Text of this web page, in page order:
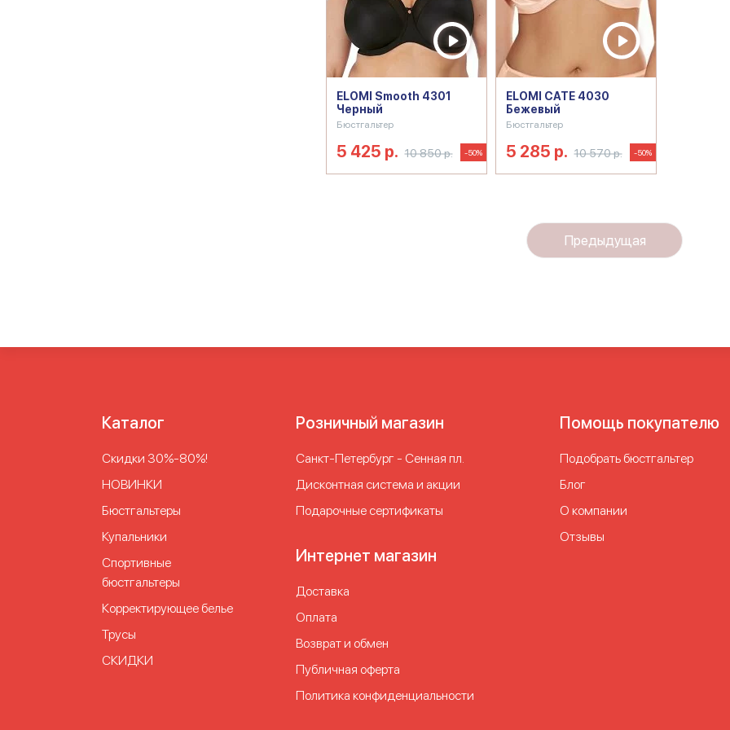
ELOMI Smooth 4301
Черный
Бюстгальтер
5 425 р. 10 850 р. -50%
ELOMI CATE 4030
Бежевый
Бюстгальтер
5 285 р. 10 570 р. -50%
Предыдущая
Каталог
Скидки 30%-80%!
НОВИНКИ
Бюстгальтеры
Купальники
Спортивные
бюстгальтеры
Корректирующее белье
Трусы
СКИДКИ
Розничный магазин
Cанкт-Петербург - Сенная пл.
Дисконтная система и акции
Подарочные сертификаты
Интернет магазин
Доставка
Оплата
Возврат и обмен
Публичная оферта
Политика конфиденциальности
Помощь покупателю
Подобрать бюстгальтер
Блог
О компании
Отзывы